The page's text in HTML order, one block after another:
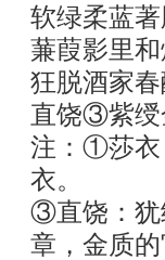
软绿柔蓝著
蒹葭影里和
狂脱酒家春
直饶③紫绶
注：①莎衣
衣。
③直饶：犹
章，金质的